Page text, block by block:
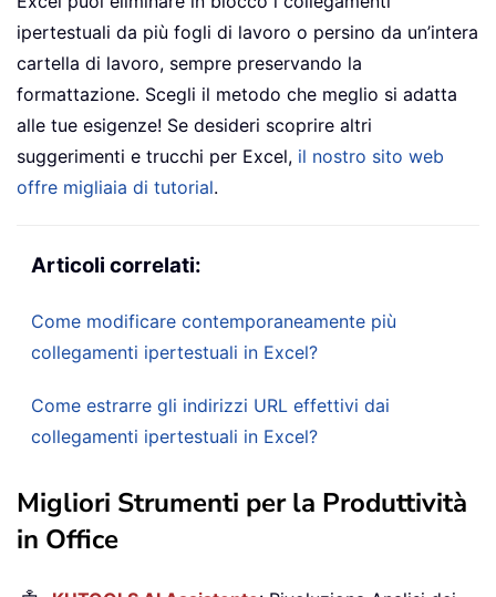
ipertestuali da più fogli di lavoro o persino da un’intera
cartella di lavoro, sempre preservando la
formattazione. Scegli il metodo che meglio si adatta
alle tue esigenze! Se desideri scoprire altri
suggerimenti e trucchi per Excel, il nostro sito web
offre migliaia di tutorial.
Articoli correlati:
Come modificare contemporaneamente più
collegamenti ipertestuali in Excel?
Come estrarre gli indirizzi URL effettivi dai
collegamenti ipertestuali in Excel?
Migliori Strumenti per la Produttività
in Office